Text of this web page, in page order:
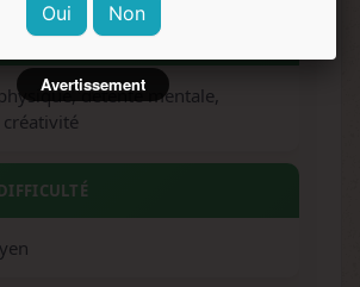
détente mentale,
Oui Non
Avertissement